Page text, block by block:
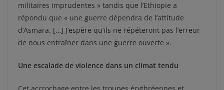
militaires imprudentes » tandis que l’Ethiopie a
répondu que « une guerre dépendra de l’attitude
d’Asmara. […] J’espère qu’ils ne répéteront pas l’erreur
de nous entraîner dans une guerre ouverte ».
Une escalade de violence dans un climat tendu